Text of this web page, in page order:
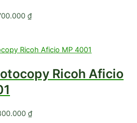
₫
Ricoh Aficio
₫